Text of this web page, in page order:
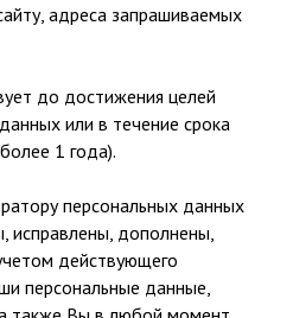
адреса запрашиваемых
до достижения целей
или в течение срока
1 года).
персональных данных
исправлены, дополнены,
действующего
персональные данные,